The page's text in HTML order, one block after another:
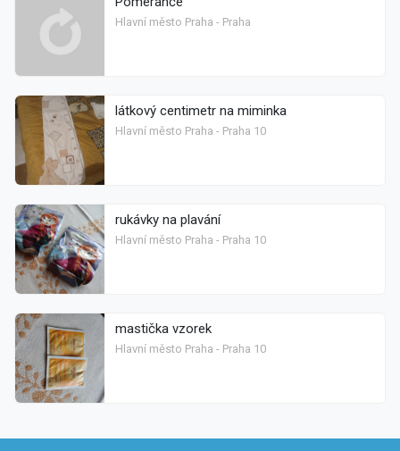
Hlavní město Praha - Praha
látkový centimetr na miminka
Hlavní město Praha - Praha 10
rukávky na plavání
Hlavní město Praha - Praha 10
mastička vzorek
Hlavní město Praha - Praha 10